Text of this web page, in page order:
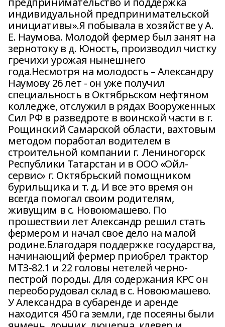
индивидуальной предпринимательской
инициативы».Я побывала в хозяйстве у А.
Е. Наумова. Молодой фермер был занят на
зернотоку в д. Юность, производил чистку
гречихи урожая нынешнего
года.Несмотря на молодость – Александру
Наумову 26 лет - он уже получил
специальность в Октябрьском нефтяном
колледже, отслужил в рядах Вооруженных
Сил РФ в разведроте в воинской части в г.
Рощинский Самарской области, вахтовым
методом поработал водителем в
строительной компании г. Лениногорск
Республики Татарстан и в ООО «Ойл-
сервис» г. Октябрьский помощником
бурильщика и т. д. И все это время он
всегда помогал своим родителям,
живущим в с. Новоюмашево. По
прошествии лет Александр решил стать
фермером и начал свое дело на малой
родине.Благодаря поддержке государства,
начинающий фермер приобрел трактор
МТЗ-82.1 и 22 головы нетелей черно-
пестрой породы. Для содержания КРС он
переоборудовал склад в с. Новоюмашево.
У Александра в субаренде и аренде
находится 450 га земли, где посеяны были